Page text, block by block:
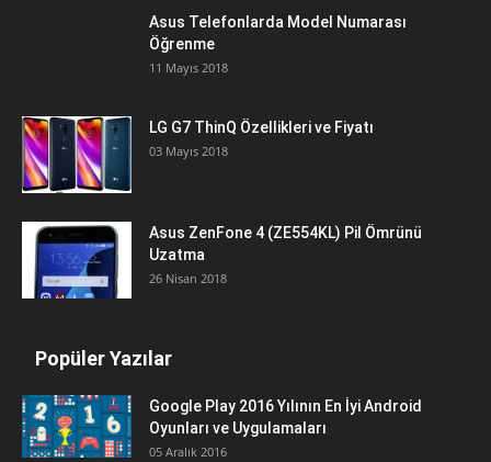
Asus Telefonlarda Model Numarası
Öğrenme
11 Mayıs 2018
LG G7 ThinQ Özellikleri ve Fiyatı
03 Mayıs 2018
Asus ZenFone 4 (ZE554KL) Pil Ömrünü
Uzatma
26 Nisan 2018
Popüler Yazılar
Google Play 2016 Yılının En İyi Android
Oyunları ve Uygulamaları
05 Aralık 2016